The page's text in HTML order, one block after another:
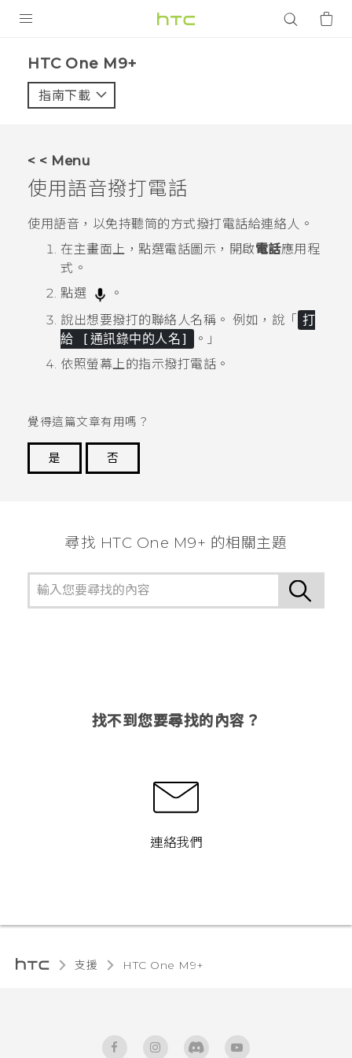
VIVE
應用程式
HTC One M9+‎
指南下載
< < Menu
使用語音撥打電話
使用語音，以免持聽筒的方式撥打電話給連絡人。
在主畫面上，點選電話圖示，開啟電話應用程
式。
點選
。
說出想要撥打的聯絡人名稱。 例如，說「
打
給 [通訊錄中的人名]
。」
依照螢幕上的指示撥打電話。
覺得這篇文章有用嗎？
是
否
尋找 HTC One M9+ 的相關主題
找不到您要尋找的內容？
連絡我們
支援 HTC One M9+‎